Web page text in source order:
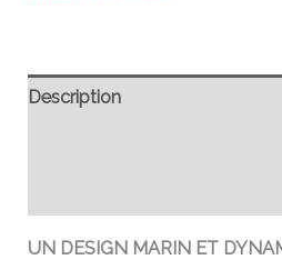
Description
UN DESIGN MARIN ET